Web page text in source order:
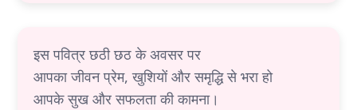
इस पवित्र छठी छठ के अवसर पर
आपका जीवन प्रेम, खुशियों और समृद्धि से भरा हो
आपके सुख और सफलता की कामना।